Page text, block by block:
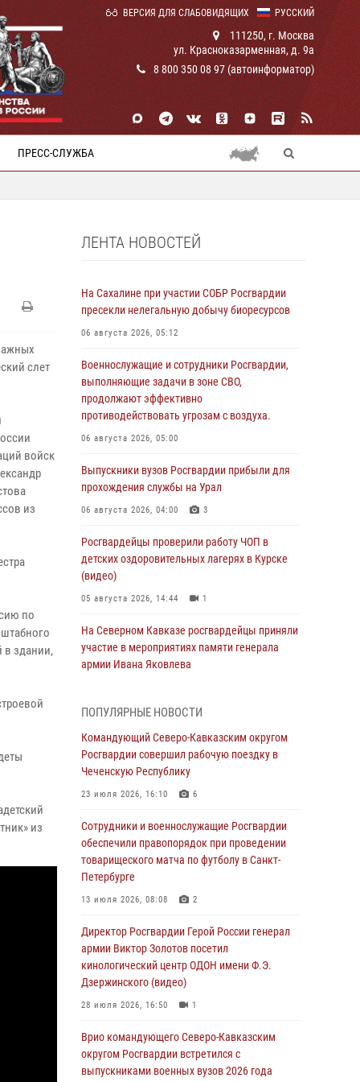
РУССКИЙ
ВЕРСИЯ ДЛЯ СЛАБОВИДЯЩИХ
111250, г. Москва
ул. Красноказарменная, д. 9а
8 800 350 08 97 (автоинформатор)
ПРЕСС-СЛУЖБА
слет
войск
из
по
в здании,
из
ЛЕНТА НОВОСТЕЙ
На Сахалине при участии СОБР Росгвардии
пресекли нелегальную добычу биоресурсов
06 августа 2026, 05:12
Военнослужащие и сотрудники Росгвардии,
выполняющие задачи в зоне СВО,
продолжают эффективно
противодействовать угрозам с воздуха.
06 августа 2026, 05:00
Выпускники вузов Росгвардии прибыли для
прохождения службы на Урал
06 августа 2026, 04:00 3
Росгвардейцы проверили работу ЧОП в
детских оздоровительных лагерях в Курске
(видео)
05 августа 2026, 14:44 1
На Северном Кавказе росгвардейцы приняли
участие в мероприятиях памяти генерала
армии Ивана Яковлева
При содействии спецназа Росгвардии
задержаны подозреваемые в организации
незаконной миграции в Подмосковье (видео)
05 августа 2026, 14:25
оказал содействие в задержании
подозреваемых в причинении
имущественного ущерба
05 августа 2026, 13:53
Росгвардии юным динамовцам
Свердловской области
05 августа 2026, 13:50 4
В столице росгвардейцы задержали мужчину,
(видео)
05 августа 2026, 13:25 1
ПОПУЛЯРНЫЕ НОВОСТИ
Командующий Северо-Кавказским округом
Росгвардии совершил рабочую поездку в
Чеченскую Республику
23 июля 2026, 16:10 6
Сотрудники и военнослужащие Росгвардии
обеспечили правопорядок при проведении
товарищеского матча по футболу в Санкт-
Петербурге
13 июля 2026, 08:08 2
Директор Росгвардии Герой России генерал
армии Виктор Золотов посетил
кинологический центр ОДОН имени Ф.Э.
Дзержинского (видео)
28 июля 2026, 16:50 1
Врио командующего Северо-Кавказским
округом Росгвардии встретился с
выпускниками военных вузов 2026 года